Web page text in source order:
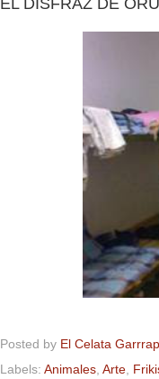
Posted by El Celata
Labels: Animales, Arte,